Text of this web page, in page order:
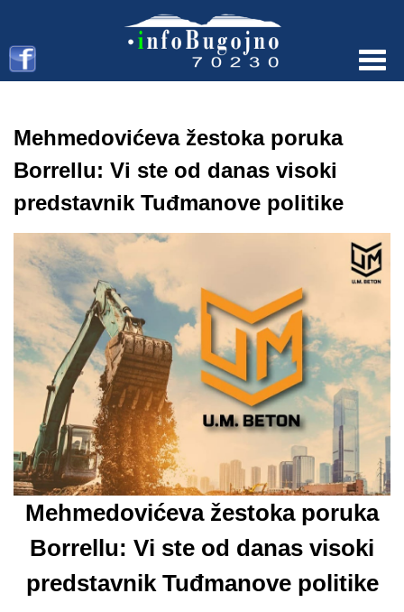
Mehmedovićeva žestoka poruka
Borrellu: Vi ste od danas visoki
predstavnik Tuđmanove politike
Mehmedovićeva žestoka poruka
Borrellu: Vi ste od danas visoki
predstavnik Tuđmanove politike